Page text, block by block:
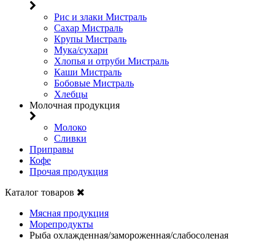
Рис и злаки Мистраль
Сахар Мистраль
Крупы Мистраль
Мука/сухари
Хлопья и отруби Мистраль
Каши Мистраль
Бобовые Мистраль
Хлебцы
Молочная продукция
Молоко
Сливки
Приправы
Кофе
Прочая продукция
Каталог товаров
Мясная продукция
Морепродукты
Рыба охлажденная/замороженная/слабосоленая